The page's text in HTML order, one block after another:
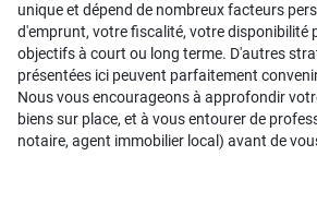
unique et dépend de nombreux facteurs
d'emprunt, votre fiscalité, votre disponibilité
objectifs à court ou long terme. D'autres
présentées ici peuvent parfaitement
Nous vous encourageons à approfondir
biens sur place, et à vous entourer de
notaire, agent immobilier local) avant de